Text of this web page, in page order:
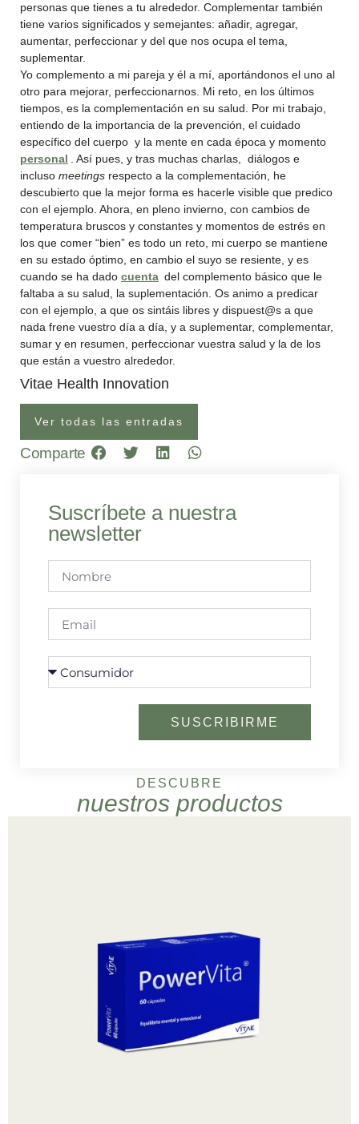
personas que tienes a tu alrededor. Complementar también
tiene varios significados y semejantes: añadir, agregar,
aumentar, perfeccionar y del que nos ocupa el tema,
suplementar.
Yo complemento a mi pareja y él a mí, aportándonos el uno al
otro para mejorar, perfeccionarnos. Mi reto, en los últimos
tiempos, es la complementación en su salud. Por mi trabajo,
entiendo de la importancia de la prevención, el cuidado
específico del cuerpo y la mente en cada época y momento
personal
. Así pues, y tras muchas charlas, diálogos e
incluso meetings respecto a la complementación, he
descubierto que la mejor forma es hacerle visible que predico
con el ejemplo. Ahora, en pleno invierno, con cambios de
temperatura bruscos y constantes y momentos de estrés en
los que comer “bien” es todo un reto, mi cuerpo se mantiene
en su estado óptimo, en cambio el suyo se resiente, y es
cuando se ha dado cuenta del complemento básico que le
faltaba a su salud, la suplementación. Os animo a predicar
con el ejemplo, a que os sintáis libres y dispuest@s a que
nada frene vuestro día a día, y a suplementar, complementar,
sumar y en resumen, perfeccionar vuestra salud y la de los
que están a vuestro alrededor.
Vitae Health Innovation
Ver todas las entradas
Comparte
Suscríbete a nuestra
newsletter
SUSCRIBIRME
DESCUBRE
nuestros productos